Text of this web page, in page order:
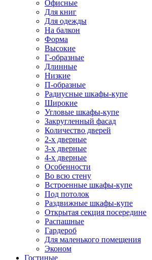
Офисные
Для книг
Для одежды
На балкон
Форма
Высокие
Г-образные
Длинные
Низкие
П-образные
Радиусные шкафы-купе
Широкие
Угловые шкафы-купе
Закругленный фасад
Количество дверей
2-х дверные
3-х дверные
4-х дверные
Особенности
Во всю стену
Встроенные шкафы-купе
Под потолок
Раздвижные шкафы-купе
Открытая секция посередине
Распашные
Гардероб
Для маленького помещения
Эконом
Гостиные